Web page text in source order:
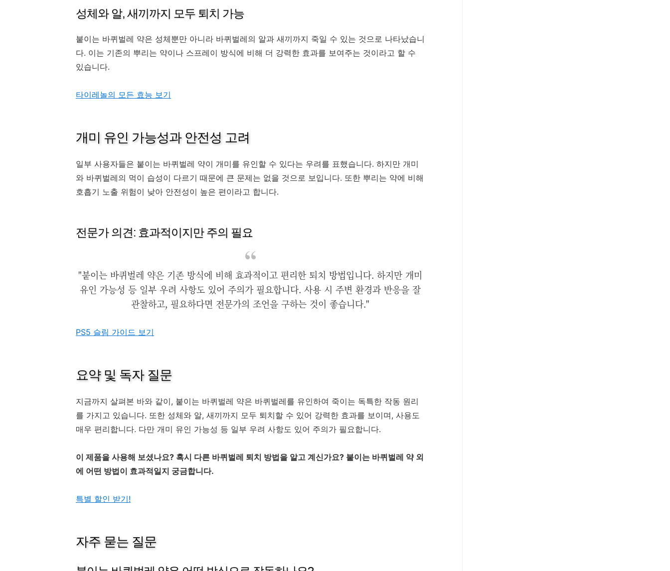
성체와 알, 새끼까지 모두 퇴치 가능
붙이는 바퀴벌레 약은 성체뿐만 아니라 바퀴벌레의 알과 새끼까지 죽일 수 있는 것으로 나타났습니
다. 이는 기존의 뿌리는 약이나 스프레이 방식에 비해 더 강력한 효과를 보여주는 것이라고 할 수
있습니다.
타이레놀의 모든 효능 보기
개미 유인 가능성과 안전성 고려
일부 사용자들은 붙이는 바퀴벌레 약이 개미를 유인할 수 있다는 우려를 표했습니다. 하지만 개미
와 바퀴벌레의 먹이 습성이 다르기 때문에 큰 문제는 없을 것으로 보입니다. 또한 뿌리는 약에 비해
호흡기 노출 위험이 낮아 안전성이 높은 편이라고 합니다.
전문가 의견: 효과적이지만 주의 필요
"붙이는 바퀴벌레 약은 기존 방식에 비해 효과적이고 편리한 퇴치 방법입니다. 하지만 개미
유인 가능성 등 일부 우려 사항도 있어 주의가 필요합니다. 사용 시 주변 환경과 반응을 잘
관찰하고, 필요하다면 전문가의 조언을 구하는 것이 좋습니다."
PS5 슬림 가이드 보기
요약 및 독자 질문
지금까지 살펴본 바와 같이, 붙이는 바퀴벌레 약은 바퀴벌레를 유인하여 죽이는 독특한 작동 원리
를 가지고 있습니다. 또한 성체와 알, 새끼까지 모두 퇴치할 수 있어 강력한 효과를 보이며, 사용도
매우 편리합니다. 다만 개미 유인 가능성 등 일부 우려 사항도 있어 주의가 필요합니다.
이 제품을 사용해 보셨나요? 혹시 다른 바퀴벌레 퇴치 방법을 알고 계신가요? 붙이는 바퀴벌레 약 외
에 어떤 방법이 효과적일지 궁금합니다.
특별 할인 받기!
자주 묻는 질문